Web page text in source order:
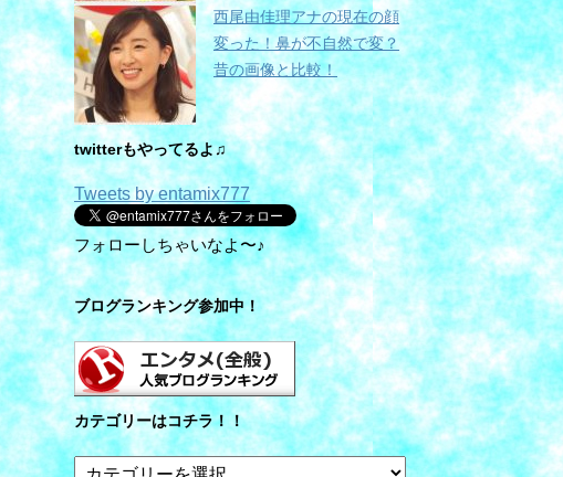
西尾由佳理アナの現在の顔
変った！鼻が不自然で変？
昔の画像と比較！
twitterもやってるよ♫
Tweets by entamix777
フォローしちゃいなよ〜♪
ブログランキング参加中！
カテゴリーはコチラ！！